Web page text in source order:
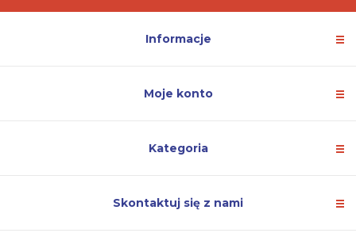
Informacje
Moje konto
Kategoria
Skontaktuj się z nami